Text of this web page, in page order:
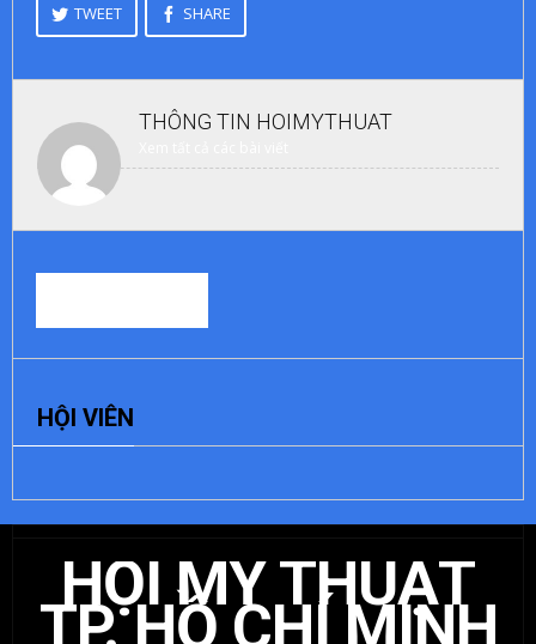
TWEET SHARE
THÔNG TIN HOIMYTHUAT
ĐỂ
LẠI
MỘT
LUẬN
Bạn
phải
đăng
HỘI VIÊN
HỘI MỸ THUẬT
TP. HỒ CHÍ MINH